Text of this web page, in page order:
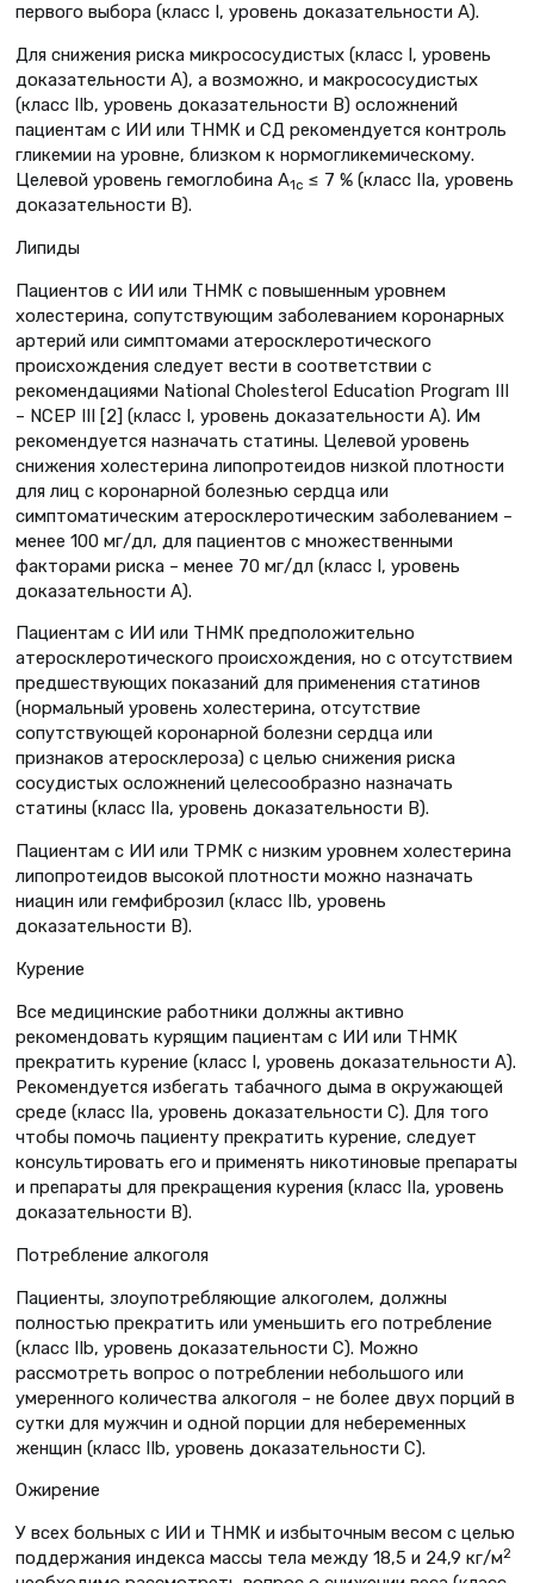
первого выбора (класс I, уровень доказательности А).
Для снижения риска микрососудистых (класс I, уровень
доказательности А), а возможно, и макрососудистых
(класс IIb, уровень доказательности B) осложнений
пациентам с ИИ или ТНМК и СД рекомендуется контроль
гликемии на уровне, близком к нормогликемическому.
Целевой уровень гемоглобина A1c ≤ 7 % (класс IIа, уровень
доказательности В).
Липиды
Пациентов с ИИ или ТНМК с повышенным уровнем
холестерина, сопутствующим заболеванием коронарных
артерий или симптомами атеросклеротического
происхождения следует вести в соответствии с
рекомендациями National Cholesterol Education Program III
– NCEP III [2] (класс I, уровень доказательности А). Им
рекомендуется назначать статины. Целевой уровень
снижения холестерина липопротеидов низкой плотности
для лиц с коронарной болезнью сердца или
симптоматическим атеросклеротическим заболеванием –
менее 100 мг/дл, для пациентов с множественными
факторами риска – менее 70 мг/дл (класс I, уровень
доказательности А).
Пациентам с ИИ или ТНМК предположительно
атеросклеротического происхождения, но с отсутствием
предшествующих показаний для применения статинов
(нормальный уровень холестерина, отсутствие
сопутствующей коронарной болезни сердца или
признаков атеросклероза) с целью снижения риска
сосудистых осложнений целесообразно назначать
статины (класс IIa, уровень доказательности B).
Пациентам с ИИ или ТРМК c низким уровнем холестерина
липопротеидов высокой плотности можно назначать
ниацин или гемфиброзил (класс IIb, уровень
доказательности B).
Курение
Все медицинские работники должны активно
рекомендовать курящим пациентам с ИИ или ТНМК
прекратить курение (класс I, уровень доказательности А).
Рекомендуется избегать табачного дыма в окружающей
среде (класс IIa, уровень доказательности C). Для того
чтобы помочь пациенту прекратить курение, следует
консультировать его и применять никотиновые препараты
и препараты для прекращения курения (класс IIa, уровень
доказательности В).
Потребление алкоголя
Пациенты, злоупотребляющие алкоголем, должны
полностью прекратить или уменьшить его потребление
(класс IIb, уровень доказательности C). Можно
рассмотреть вопрос о потреблении небольшого или
умеренного количества алкоголя – не более двух порций в
сутки для мужчин и одной порции для небеременных
женщин (класс IIb, уровень доказательности C).
Ожирение
У всех больных с ИИ и ТНМК и избыточным весом с целью
поддержания индекса массы тела между 18,5 и 24,9 кг/м2